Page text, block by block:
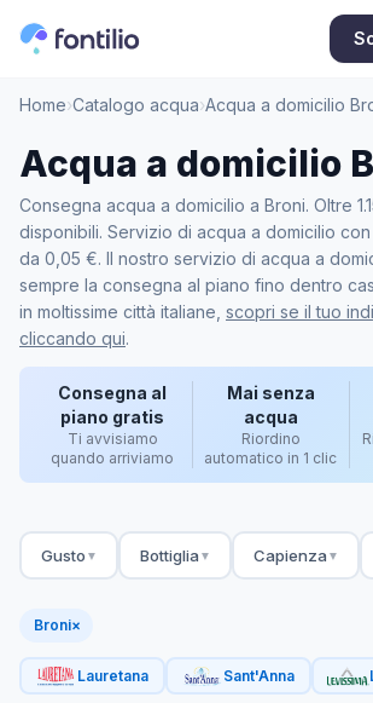
Home›Catalogo acqua›Acqua a domicilio
Acqua a domicilio
Consegna acqua a domicilio a Broni. Oltre
disponibili. Servizio di acqua a domicilio
da 0,05 €. Il nostro servizio di acqua a
sempre la consegna al piano fino dentro
in moltissime città italiane, scopri se il tuo
cliccando qui.
Consegna al
piano gratis
Ti avvisiamo
quando arriviamo
Mai senza
acqua
Riordino
automatico in 1 clic
Gusto ▼ Bottiglia ▼ Capienza ▼
Broni×
Lauretana Sant'Anna